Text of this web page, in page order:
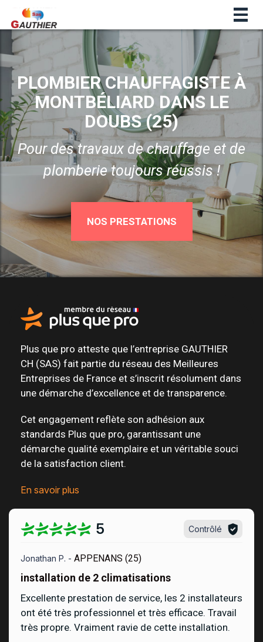
PLOMBIER CHAUFFAGISTE À
MONTBÉLIARD DANS LE
DOUBS (25)
Pour des travaux de chauffage et de
plomberie toujours réussis !
NOS PRESTATIONS
Plus que pro atteste que l’entreprise GAUTHIER
CH (SAS) fait partie du réseau des Meilleures
Entreprises de France et s’inscrit résolument dans
une démarche d’excellence et de transparence.
Cet engagement reflète son adhésion aux
standards Plus que pro, garantissant une
démarche qualité exemplaire et un véritable souci
de la satisfaction client.
En savoir plus
5 Contrôlé
Jonathan P. - APPENANS (25)
installation de 2 climatisations
Excellente prestation de service, les 2 installateurs
ont été très professionnel et très efficace. Travail
très propre. Vraiment ravie de cette installation.